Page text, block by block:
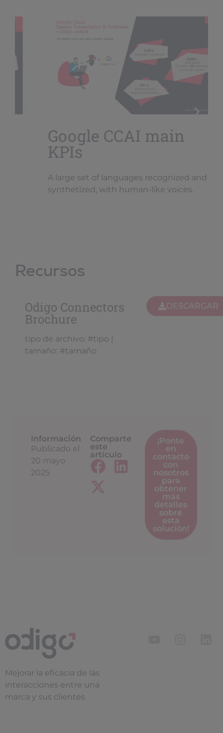
Google CCAI main
KPIs
A large set of languages recognized and
synthetized, with human-like voices.
Recursos
Odigo Connectors
Brochure
tipo de archivo: #tipo |
tamaño: #tamaño
DESCARGAR
Información
Publicado el
20 mayo
2025
Comparte
este
artículo
¡Ponte
en
contacto
con
nosotros
para
obtener
más
detalles
sobre
esta
solución!
Mejorar la eficacia de las
interacciones entre una
marca y sus clientes